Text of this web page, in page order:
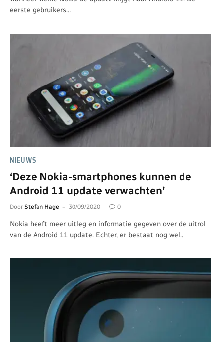
eerste gebruikers…
NIEUWS
‘Deze Nokia-smartphones kunnen de
Android 11 update verwachten’
Door Stefan Hage 30/09/2020 0
Nokia heeft meer uitleg en informatie gegeven over de uitrol
van de Android 11 update. Echter, er bestaat nog wel…